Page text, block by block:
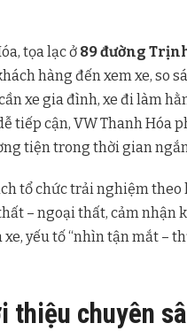
tọa lạc ở 89 đường
hàng đến xem xe, so
xe gia đình, xe đi làm
tiếp cận, VW Thanh Hóa
tiện trong thời gian
tổ chức trải nghiệm
– ngoại thất, cảm nhận
yếu tố “nhìn tận mắt –
thiệu chuyên